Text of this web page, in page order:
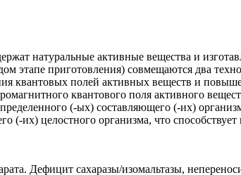
натуральные активные вещества и
приготовления) совмещаются два
квантовых полей активных веществ и
квантового поля активного
(-ых) составляющего (-их)
(-их) целостного организма, что
Дефицит сахаразы/изомальтазы,